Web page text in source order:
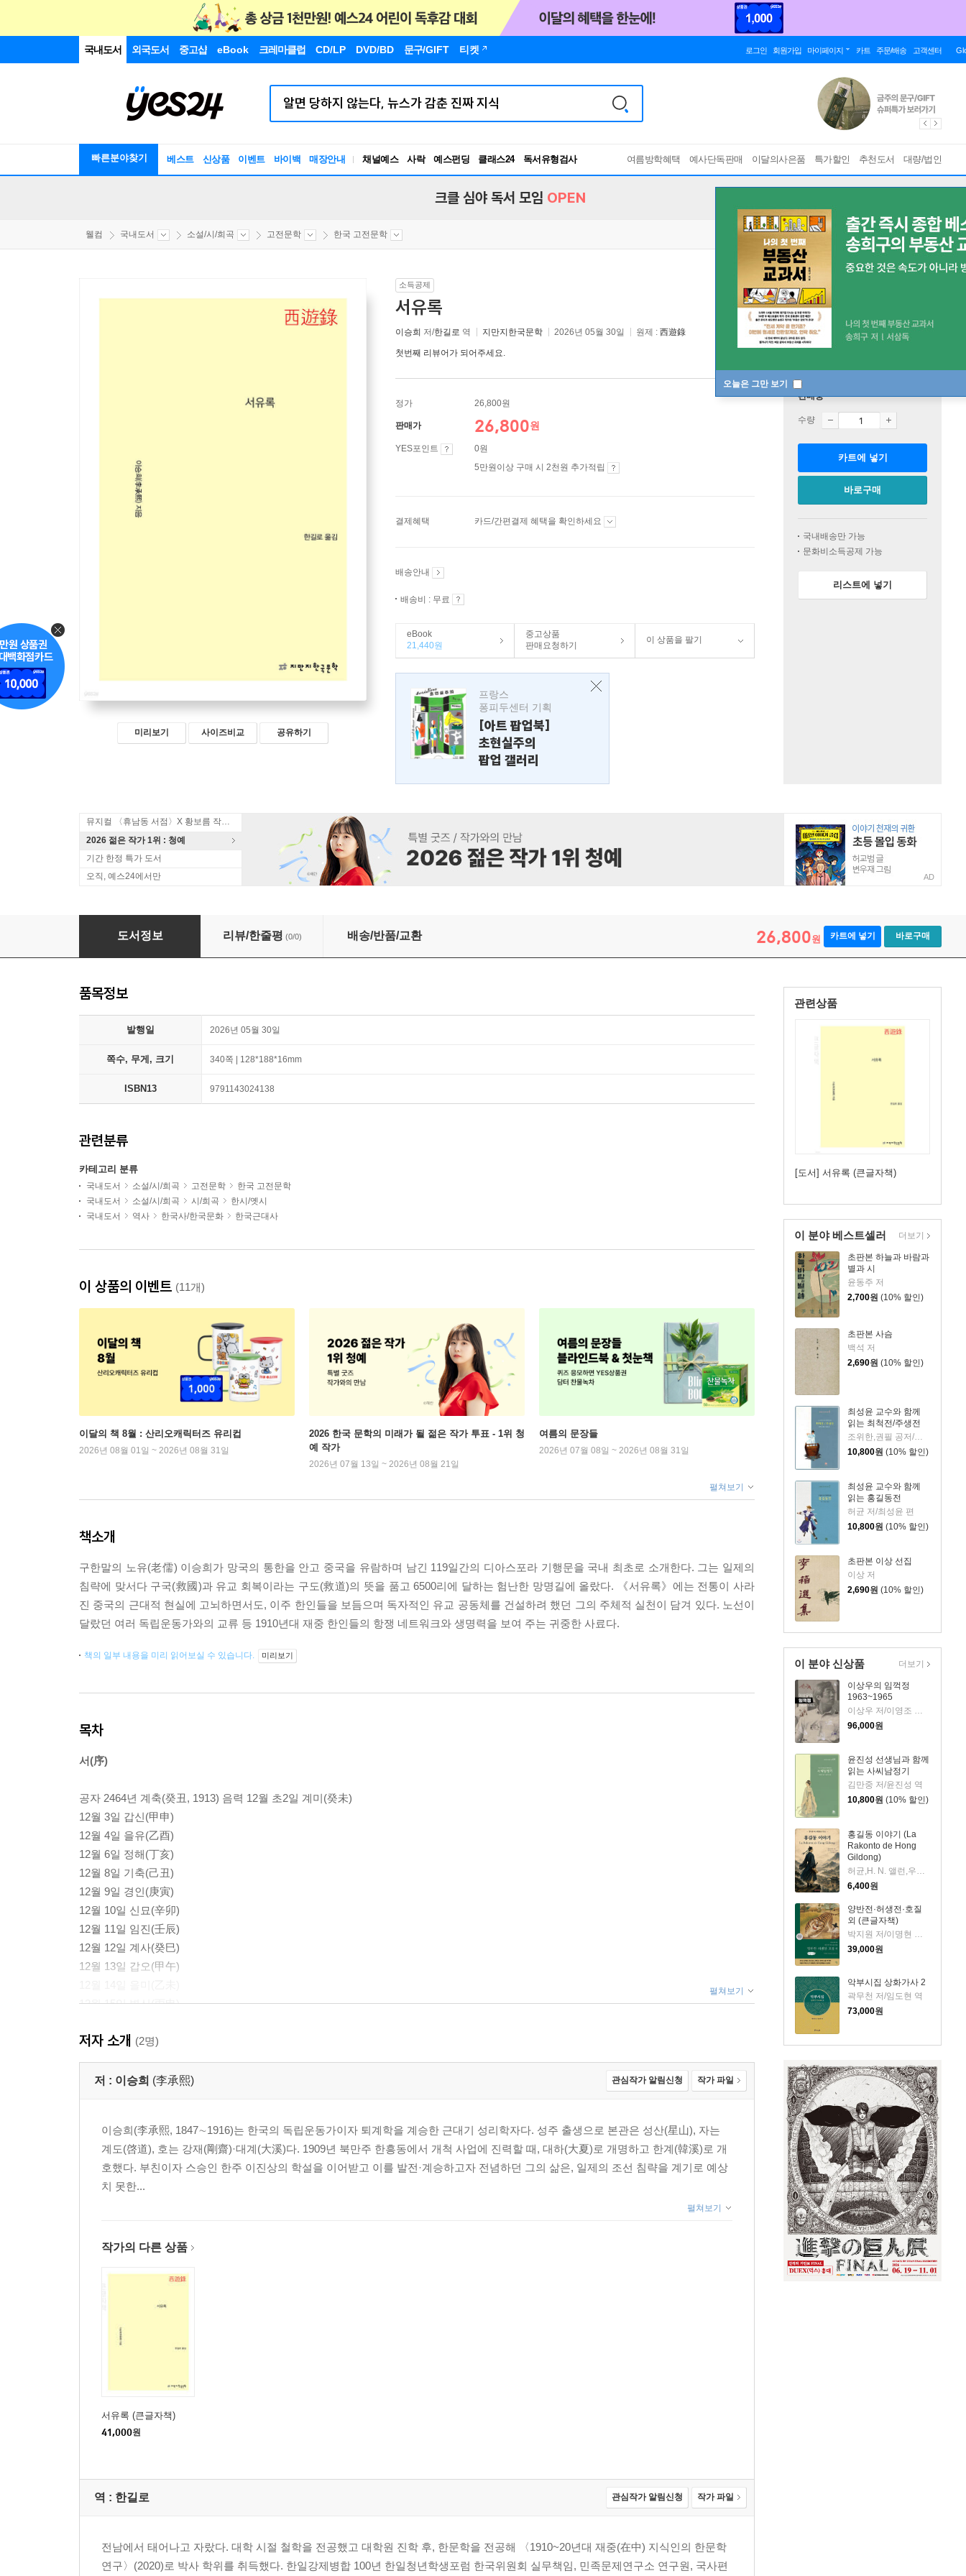
국내도서 외국도서 중고샵 eBook 크레마클럽 CD/LP DVD/BD 문구/GIFT 티켓 로그인 회원가입 마이페이지 카트 주문/배송 고객센터
빠른분야찾기 베스트 신상품 이벤트 바이백 매장안내 채널예스 사락 예스펀딩 클래스24
독서유형검사
RBTI Lab
여름방학혜택 예사단독판매 이달의사은품 특가할인 추천도서 대량/법인
오늘은 그만 보기
크클 심야 독서 모임 OPEN
웰컴 국내도서 소설/시/희곡 고전문학 한국 고전문학
미리보기 사이즈비교 공유하기
소득공제
서유록
이승희 저/한길로 역 지만지한국문학 2026년 05월 30일 원제 : 西遊錄
첫번째 리뷰어가 되어주세요.
정가 26,800원
판매가 26,800원
YES포인트
0원
5만원이상 구매 시 2천원 추가적립
결제혜택 카드/간편결제 혜택을 확인하세요
배송안내
배송비 : 무료
eBook
21,440원
중고상품
판매요청하기
이 상품을 팔기
프랑스
퐁피두센터 기획
[아트 팝업북]
초현실주의
팝업 갤러리
판매중
수량
카트에 넣기
바로구매
국내배송만 가능
문화비소득공제 가능
리스트에 넣기
뮤지컬 〈휴남동 서점〉X 황보름 작가 북토크
2026 젊은 작가 1위 : 청예
기간 한정 특가 도서
오직, 예스24에서만
AD
도서정보 리뷰/한줄평 (0/0) 배송/반품/교환 26,800원 카트에 넣기 바로구매
관련상품
[도서] 서유록 (큰글자책)
이 분야 베스트셀러
초판본 하늘과 바람과
별과 시
윤동주 저
2,700원 (10% 할인)
초판본 사슴
백석 저
2,690원 (10% 할인)
최성윤 교수와 함께
읽는 최척전/주생전
조위한,권필 공저/최성윤 역
10,800원 (10% 할인)
최성윤 교수와 함께
읽는 홍길동전
허균 저/최성윤 편
10,800원 (10% 할인)
초판본 이상 선집
이상 저
2,690원 (10% 할인)
더보기
이 분야 신상품
이상우의 임꺽정
1963~1965
이상우 저/이영조 그림
96,000원
윤진성 선생님과 함께
읽는 사씨남정기
김만중 저/윤진성 역
10,800원 (10% 할인)
홍길동 이야기 (La
Rakonto de Hong
Gildong)
허균,H. N. 앨런,우재훈(Cezaro) 저
6,400원
양반전·허생전·호질
외 (큰글자책)
박지원 저/이명현 역/한동훈 그림
39,000원
악부시집 상화가사 2
곽무천 저/임도현 역
73,000원
더보기
품목정보
발행일 2026년 05월 30일
쪽수, 무게, 크기 340쪽 | 128*188*16mm
ISBN13 9791143024138
관련분류
카테고리 분류
국내도서 소설/시/희곡 고전문학
한국 고전문학
국내도서
소설/시/희곡 시/희곡
한시/옛시
국내도서
역사 한국사/한국문화 한국근대사
이 상품의 이벤트 (11개)
이달의 책 8월 : 산리오캐릭터즈 유리컵
2026년 08월 01일 ~ 2026년 08월 31일
2026 한국 문학의 미래가 될 젊은 작가 투표 - 1위 청
예 작가
2026년 07월 13일 ~ 2026년 08월 21일
여름의 문장들
2026년 07월 08일 ~ 2026년 08월 31일
펼쳐보기
책소개
구한말의 노유(老儒) 이승희가 망국의 통한을 안고 중국을 유람하며 남긴 119일간의 디아스포라 기행문을 국내 최초로 소개한다. 그는 일제의
침략에 맞서다 구국(救國)과 유교 회복이라는 구도(救道)의 뜻을 품고 6500리에 달하는 험난한 망명길에 올랐다. 《서유록》에는 전통이 사라
진 중국의 근대적 현실에 고뇌하면서도, 이주 한인들을 보듬으며 독자적인 유교 공동체를 건설하려 했던 그의 주체적 실천이 담겨 있다. 노선이
달랐던 여러 독립운동가와의 교류 등 1910년대 재중 한인들의 항쟁 네트워크와 생명력을 보여 주는 귀중한 사료다.
책의 일부 내용을 미리 읽어보실 수 있습니다. 미리보기
목차
서(序)
공자 2464년 계축(癸丑, 1913) 음력 12월 초2일 계미(癸未)
12월 3일 갑신(甲申)
12월 4일 을유(乙酉)
12월 6일 정해(丁亥)
12월 8일 기축(己丑)
12월 9일 경인(庚寅)
12월 10일 신묘(辛卯)
12월 11일 임진(壬辰)
12월 12일 계사(癸巳)
12월 13일 갑오(甲午)
12월 15일 병신(丙申)
12월 19일 경자(庚子)
12월 20일 신축(辛丑)
12월 21일 임인(壬寅)
12월 24일 을사(乙巳)
12월 25일 병오(丙午)
12월 26일 정미(丁未)
12월 27일 무신(戊申)
12월 30일 신해(辛亥)
1월 3일 갑인(甲寅)
1월 5일 병진(丙辰)
1월 10일 신유(辛酉)
1월 11일 임술(壬戌)
1월 14일 을축(乙丑)
1월 17일 무진(戊辰)
1월 18일 기사(己巳)
펼쳐보기
저자 소개 (2명)
저 : 이승희 (李承熙) 관심작가 알림신청 작가 파일
이승희(李承熙, 1847∼1916)는 한국의 독립운동가이자 퇴계학을 계승한 근대기 성리학자다. 성주 출생으로 본관은 성산(星山), 자는
계도(啓道), 호는 강재(剛齋)·대계(大溪)다. 1909년 북만주 한흥동에서 개척 사업에 진력할 때, 대하(大夏)로 개명하고 한계(韓溪)로 개
호했다. 부친이자 스승인 한주 이진상의 학설을 이어받고 이를 발전·계승하고자 전념하던 그의 삶은, 일제의 조선 침략을 계기로 예상
치 못한...
펼쳐보기
작가의 다른 상품
서유록 (큰글자책)
41,000원
역 : 한길로 관심작가 알림신청 작가 파일
전남에서 태어나고 자랐다. 대학 시절 철학을 전공했고 대학원 진학 후, 한문학을 전공해 〈1910~20년대 재중(在中) 지식인의 한문학
연구〉(2020)로 박사 학위를 취득했다. 한일강제병합 100년 한일청년학생포럼 한국위원회 실무책임, 민족문제연구소 연구원, 국사편